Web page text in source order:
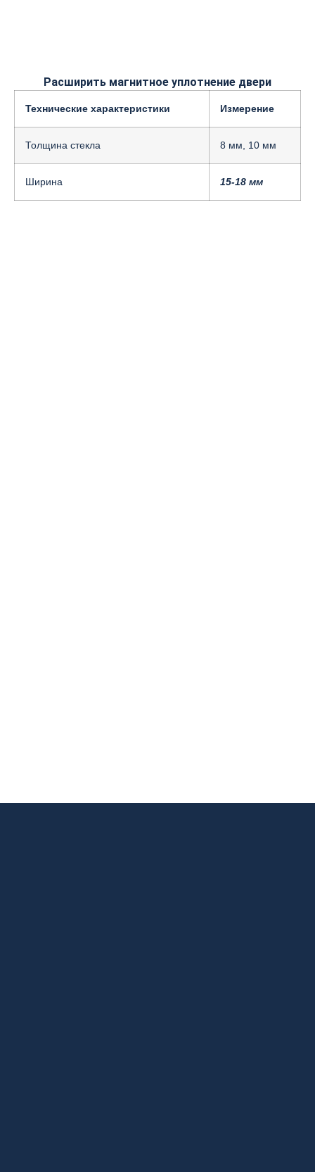
Расширить магнитное уплотнение двери
Технические характеристики Измерение
Толщина стекла 8 мм, 10 мм
Ширина 15-18 мм